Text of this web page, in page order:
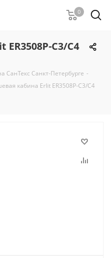
0
C3/C4
СанТекс Санкт-Петербурге -
кабина Erlit ER3508P-C3/C4